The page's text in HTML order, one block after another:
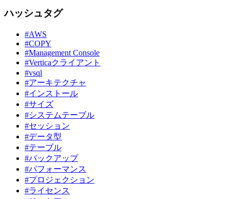
ハッシュタグ
#AWS
#COPY
#Management Console
#Verticaクライアント
#vsql
#アーキテクチャ
#インストール
#サイズ
#システムテーブル
#セッション
#データ型
#テーブル
#バックアップ
#パフォーマンス
#プロジェクション
#ライセンス